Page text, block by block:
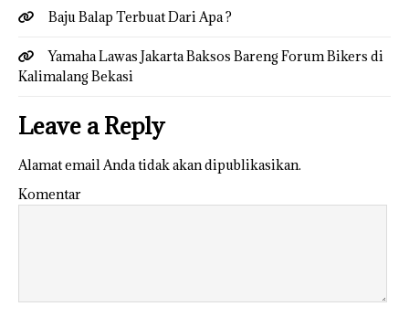
Baju Balap Terbuat Dari Apa ?
Yamaha Lawas Jakarta Baksos Bareng Forum Bikers di
Kalimalang Bekasi
Leave a Reply
Alamat email Anda tidak akan dipublikasikan.
Komentar